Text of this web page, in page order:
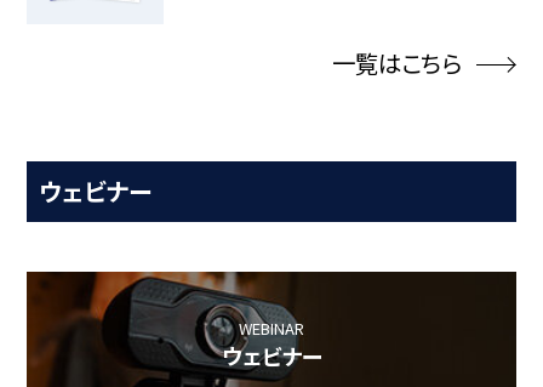
一覧はこちら
ウェビナー
WEBINAR
ウェビナー